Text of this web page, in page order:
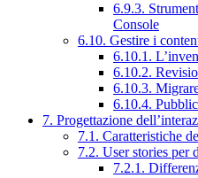
6.9.3.
Console
6.10. Gestire i
6.10.1.
6.10.2.
6.10.3.
6.10.4.
7. Progettazione
7.1. Caratteristiche
7.2. User stories per
7.2.1.